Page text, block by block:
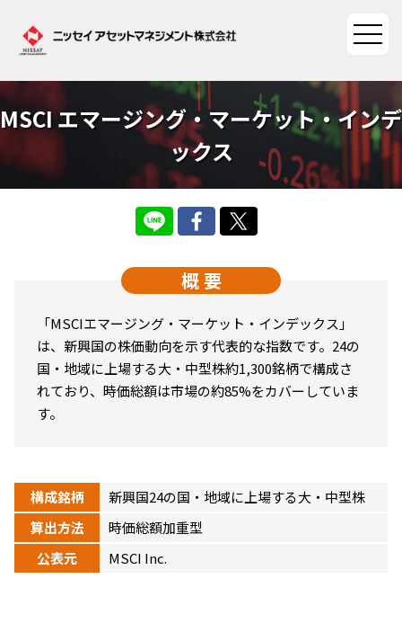
ファンド情報
ファンド情報TOP
決算カレンダー
投資信託新商品のご案内
ちょこっと3分！ファンドシアター
有価証券届出書の効力の発生の有無について
マーケット情報
マーケット情報TOP
マーケット指数
マーケットレポート
大関 洋の「十字路」
コラム
資産形成ポータルTOP
資産形成サービス
Nダイレクト
NAMシティ
お問い合わせ
サステナビリティTOP
サステナビリティ経営
特別対談
サステナビリティ経営基本方針
ニッセイアセットについて
ニッセイアセットについてTOP
プレスリリース
受賞歴
方針・その他開示情報
採用情報 English
検索したいキーワードを入力してください。
MSCI エマージング・マーケット・インデ
ックス
概 要
「MSCIエマージング・マーケット・インデックス」
は、新興国の株価動向を示す代表的な指数です。24の
国・地域に上場する大・中型株約1,300銘柄で構成さ
れており、時価総額は市場の約85%をカバーしていま
す。
構成銘柄
新興国24の国・地域に上場する大・中型株
算出方法
時価総額加重型
公表元
MSCI Inc.